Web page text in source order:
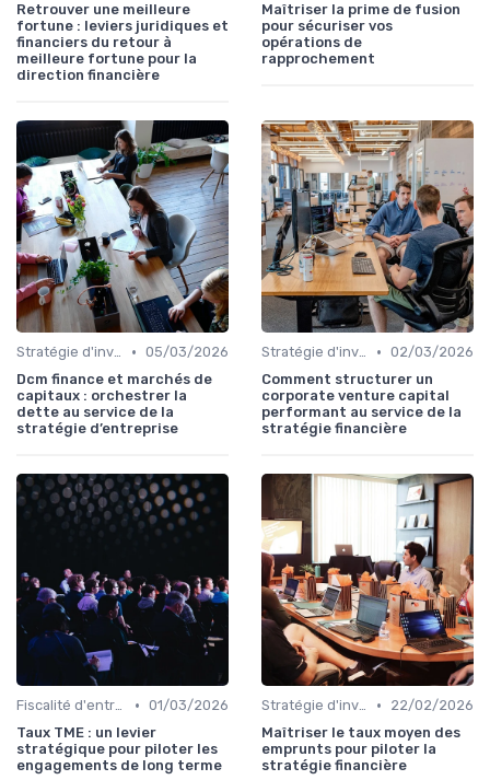
Retrouver une meilleure
fortune : leviers juridiques et
financiers du retour à
meilleure fortune pour la
direction financière
Maîtriser la prime de fusion
pour sécuriser vos
opérations de
rapprochement
Stratégie d'investissement • 05/03/2026
Dcm finance et marchés de
capitaux : orchestrer la
dette au service de la
stratégie d’entreprise
Stratégie d'investissement • 02/03/2026
Comment structurer un
corporate venture capital
performant au service de la
stratégie financière
Fiscalité d'entreprise • 01/03/2026
Taux TME : un levier
stratégique pour piloter les
engagements de long terme
Stratégie d'investissement •
22/02/2026
Maîtriser le taux moyen des
emprunts pour piloter la
stratégie financière